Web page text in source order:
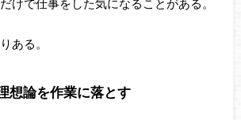
けで仕事をした気になることがある。
ある。
想論を作業に落とす